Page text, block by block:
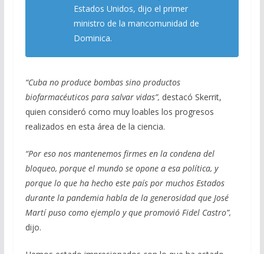
Estados Unidos, dijo el primer
ministro de la mancomunidad de
Dominica.
“Cuba no produce bombas sino productos
biofarmacéuticos para salvar vidas”, destacó Skerrit,
quien consideró como muy loables los progresos
realizados en esta área de la ciencia.
“Por eso nos mantenemos firmes en la condena del
bloqueo, porque el mundo se opone a esa política, y
porque lo que ha hecho este país por muchos Estados
durante la pandemia habla de la generosidad que José
Martí puso como ejemplo y que promovió Fidel Castro”,
dijo.